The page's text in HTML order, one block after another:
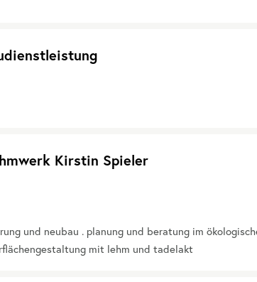
Kirstin Spieler
und neubau . planung und beratung im
mit lehm und tadelakt